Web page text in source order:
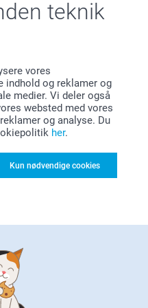
teknik
vores
indhold og reklamer og
medier. Vi deler også
websted med vores
og analyse. Du
her.
Kun nødvendige cookies
og billederne på
stoffet var lidt
end forventet.
og man kan vise
se den
produktet mere
yndlingsbilleder.
at bestille med os.